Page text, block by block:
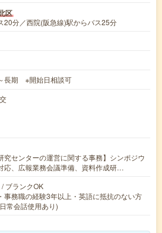
区
20分／西院(阪急線)駅からバス25分
長期 ※開始日相談可
究センターの運営に関する事務】シンポジウ
応、広報業務会議準備、資料作成研…
ブランクOK
事務職の経験3年以上・英語に抵抗のない方
常会話使用あり)